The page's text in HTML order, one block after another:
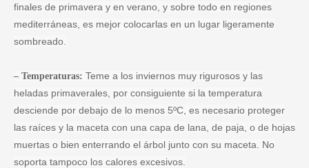
finales de primavera y en verano, y sobre todo en regiones
mediterráneas, es mejor colocarlas en un lugar ligeramente
sombreado.
– Temperaturas: Teme a los inviernos muy rigurosos y las
heladas primaverales, por consiguiente si la temperatura
desciende por debajo de lo menos 5ºC, es necesario proteger
las raíces y la maceta con una capa de lana, de paja, o de hojas
muertas o bien enterrando el árbol junto con su maceta. No
soporta tampoco los calores excesivos.